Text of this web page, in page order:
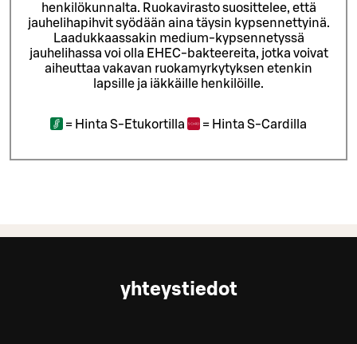
henkilökunnalta. Ruokavirasto suosittelee, että
jauhelihapihvit syödään aina täysin kypsennettyinä.
Laadukkaassakin medium-kypsennetyssä
jauhelihassa voi olla EHEC-bakteereita, jotka voivat
aiheuttaa vakavan ruokamyrkytyksen etenkin
lapsille ja iäkkäille henkilöille.
= Hinta S-Etukortilla = Hinta S-Cardilla
yhteystiedot